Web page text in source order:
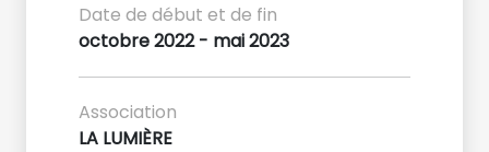
Date de début et de fin
octobre 2022 - mai 2023
Association
LA LUMIÈRE